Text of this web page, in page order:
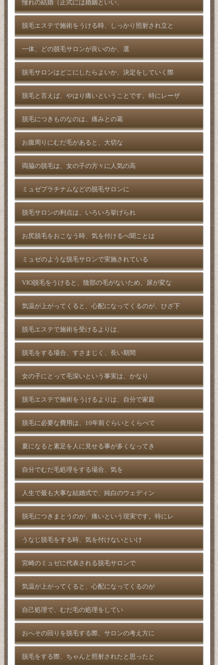
憧れの結婚（正式には婚姻といい、
脱毛エステで施術をうける時、しっかり照射され立と
一体、どの脱毛サロンが良いのか、選
脱毛サロンはどこにしたらよいか、決定をしていく際
脱毛と言えば、やはり痛いということです。特にレーザ
脱毛につきものなのは、痛みとの葛
お腹周りにむだ毛があると、大切な
両脇の脱毛は、女の子の方々に人気の高
ミュゼプラチナムなどの脱毛サロンに
脱毛サロンの利点は、いろいろ挙げられ
お尻脱毛をおこなう時、気を付けるべ聞ことは
ミュゼのような脱毛サロンで実施されている
VIO脱毛をうけると、陰部の毛がないため、尿が変な
気温が上がってくると、心配になってくるのが、ひざ下
脱毛エステで施術を受けるよりは、
脱毛をする場合、すさまじく、長い期間
女の子にとって毛深いという事実は、かなり
脱毛エステで施術をうけるよりは、自分で家庭
脱毛に必要な費用は、10年前ぐらいとくらべて
夏になると素足を人に見せる事が多くなってき
自分でむだ毛処理をする場合、気を
人生で最も大事な結婚式で、純白のウェディン
脱毛につきまとうのが、痛いという現実です。特にレ
うなじ脱毛をする時、気を付けないといけ
宮崎のミュゼに代表される脱毛サロンで
気温が上がってくると、心配になってくるのが
自己処理で、むだ毛の処理をしてい
おへその回りを脱毛する際、サロンの考え方に
脱毛をする際、ちゃんと照射されたと思ったと